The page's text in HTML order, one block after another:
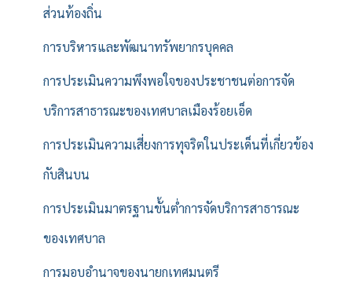
ส่วนท้องถิ่น
การบริหารและพัฒนาทรัพยากรบุคคล
การประเมินความพึงพอใจของประชาชนต่อการจัด
บริการสาธารณะของเทศบาลเมืองร้อยเอ็ด
การประเมินความเสี่ยงการทุจริตในประเด็นที่เกี่ยวข้อง
กับสินบน
การประเมินมาตรฐานขั้นต่ำการจัดบริการสาธารณะ
ของเทศบาล
การมอบอำนาจของนายกเทศมนตรี